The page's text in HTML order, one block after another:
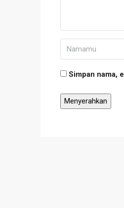
Simpan nama,